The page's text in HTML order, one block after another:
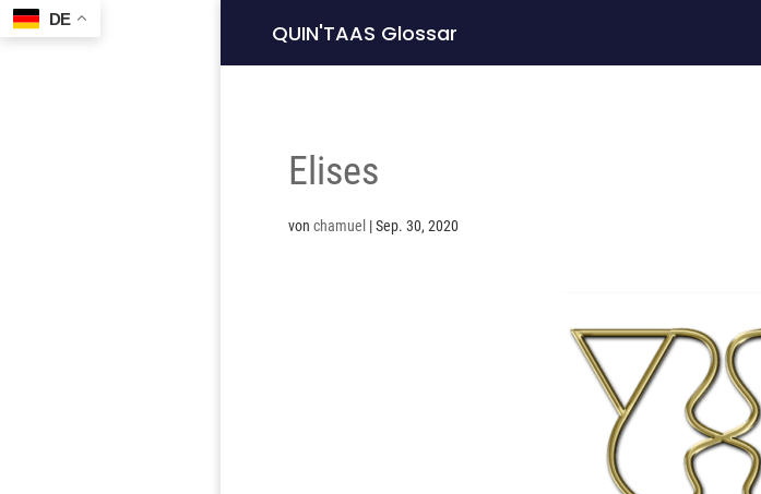
QUIN'TAAS Glossar
Elises
von chamuel |Sep. 30, 2020
DE